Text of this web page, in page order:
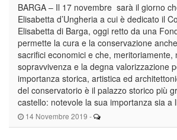
14 Novembre 2019 -
BARGA – Il 17 novembre sarà il giorno
Elisabetta d’Ungheria a cui è dedicato il
Elisabetta di Barga, oggi retto da una
permette la cura e la conservazione
sacrifici economici e che, meritoriamente,
sopravvivenza e la degna valorizzazione
importanza storica, artistica ed
del conservatorio è il palazzo storico più
castello: notevole la sua importanza sia a